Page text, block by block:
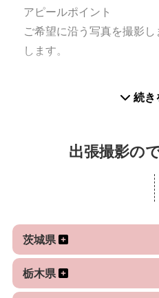
会を実施していますのでお
さい。
自然を利用した写真を得意
ォーサーズなどのカメラ
イベント撮影をはじめと
会、入卒業式、発表会、
経験年数
10年以上
アピールポイント
ご希望に沿う写真を撮影
します。
続き
出張撮影の
茨城県
栃木県